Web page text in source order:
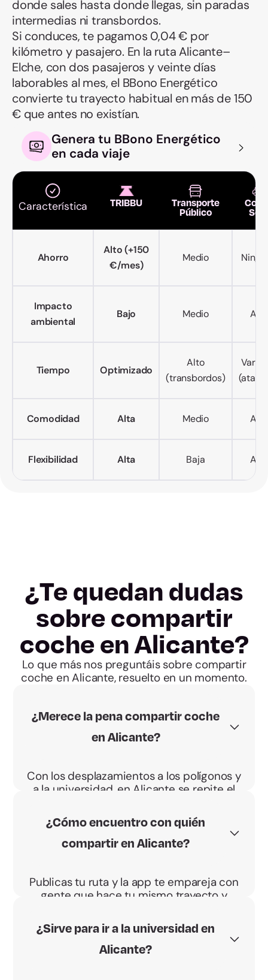
donde sales hasta donde llegas, sin paradas
intermedias ni transbordos.
Si conduces, te pagamos 0,04 € por
kilómetro y pasajero. En la ruta Alicante–
Elche, con dos pasajeros y veinte días
laborables al mes, el BBono Energético
convierte tu trayecto habitual en más de 150
€ que antes no existían.
Genera tu BBono Energético
en cada viaje
Característica TRIBBU Transporte
Público Solo
Ahorro
Alto (+150
€/mes)
Medio
Impacto
ambiental
Bajo Medio Alto
Tiempo Optimizado
Alto
(transbordos)
Comodidad Alta Medio Alto
Flexibilidad Alta Baja Alta
¿Te quedan dudas
sobre compartir
coche en Alicante?
Lo que más nos preguntáis sobre compartir
coche en Alicante, resuelto en un momento.
¿Merece la pena compartir coche
en Alicante?
Con los desplazamientos a los polígonos y
a la universidad, en Alicante se repite el
hace más barato y el BBono Energético te
paga 0,04 €/km por pasajero.
¿Cómo encuentro con quién
compartir en Alicante?
Publicas tu ruta y la app te empareja con
gente que hace tu mismo trayecto y
vais directos, sin desvíos.
¿Sirve para ir a la universidad en
Alicante?